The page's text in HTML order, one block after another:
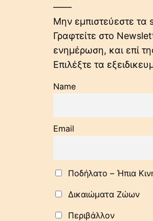
——
Μην εμπιστεύεστε τα
Γραφτείτε στο
ενημέρωση, και επί
Επιλέξτε τα
Name
Email
Ποδήλατo – Ήπια
Δικαιώματα Ζώων
Περιβάλλον